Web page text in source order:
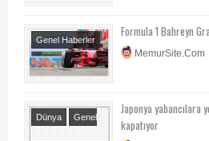
Genel Haberler
Spor
Formula 1 Bahreyn
MemurSite.Com
Dünya
Genel
Haberler
Japonya yabancılara
kapatıyor